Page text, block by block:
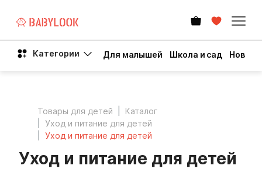
Категории Для малышей Школа и сад Новый
Товары для детей
Каталог
Уход и питание для детей
Уход и питание для детей
Уход и питание для детей